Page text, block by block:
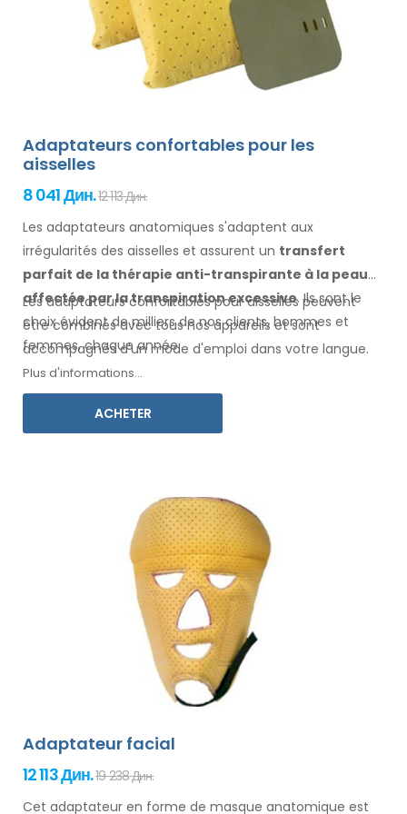
Adaptateurs confortables pour les
aisselles
8 041 Дин.12 113 Дин.
Les adaptateurs anatomiques s'adaptent aux
irrégularités des aisselles et assurent un transfert
parfait de la thérapie anti-transpirante à la peau
affectée par la transpiration excessive. Ils sont le
choix évident de milliers de nos clients, hommes et
femmes, chaque année.
Les adaptateurs confortables pouraisselles peuvent
être combinés avectousnos appareils et sont
accompagnés d'un mode d'emploi dans votre langue.
Plus d'informations...
ACHETER
Adaptateur facial
12 113 Дин.19 238 Дин.
Cet adaptateur en forme de masque anatomique est